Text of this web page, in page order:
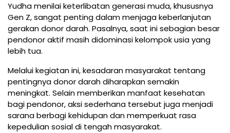
Yudha menilai keterlibatan generasi muda, khususnya
Gen Z, sangat penting dalam menjaga keberlanjutan
gerakan donor darah. Pasalnya, saat ini sebagian besar
pendonor aktif masih didominasi kelompok usia yang
lebih tua.
Melalui kegiatan ini, kesadaran masyarakat tentang
pentingnya donor darah diharapkan semakin
meningkat. Selain memberikan manfaat kesehatan
bagi pendonor, aksi sederhana tersebut juga menjadi
sarana berbagi kehidupan dan memperkuat rasa
kepedulian sosial di tengah masyarakat.